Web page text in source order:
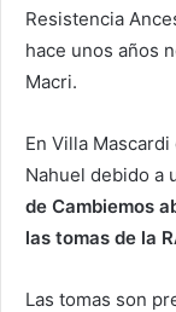
Resistencia
hace unos años
Macri.
En Villa
Nahuel debido a
de Cambiemos
las tomas de la
Las tomas son